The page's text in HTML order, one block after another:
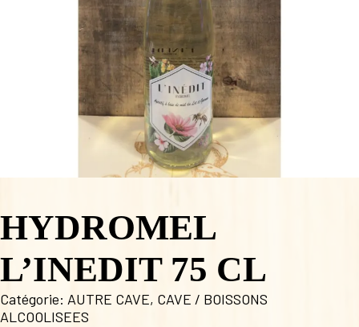
HYDROMEL
L’INEDIT 75 CL
Catégorie: AUTRE CAVE, CAVE / BOISSONS
ALCOOLISEES